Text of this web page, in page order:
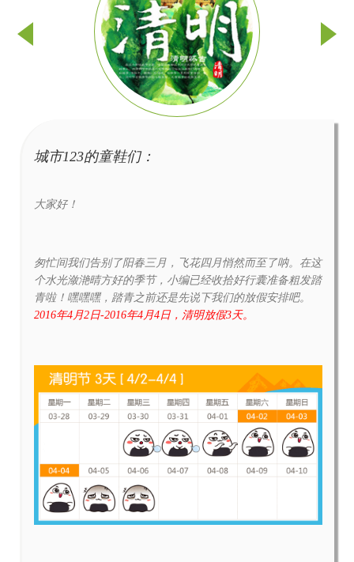
城市123的童鞋们：
大家好！
匆忙间我们告别了阳春三月，飞花四月悄然而至了呐。在这
个水光潋滟晴方好的季节，小编已经收拾好行囊准备粗发踏
青啦！嘿嘿嘿，踏青之前还是先说下我们的放假安排吧。
2016年4月2日-2016年4月4日，清明放假3天。